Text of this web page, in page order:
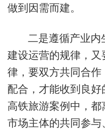
做到因需而建。
二是遵循产业内
建设运营的规律，
律，要双方共同合
配合，才能收到良
高铁旅游案例中，
市场主体的共同参与